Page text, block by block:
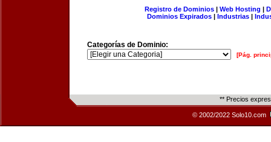
Registro de Dominios| Web Hosting |
Dominios Expirados | Industrias |
Categorías de Dominio:
[Pág.
** Precios
© 2002/2022 Solo10.com